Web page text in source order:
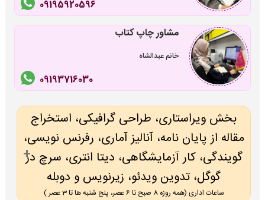
09195920596
مشاور چاپ کتاب
خانم عبدالشاه
09193716030
بخش ویراستاری، طراحی گرافیکی، استخراج
مقاله از پایان نامه، آنالیز آماری، رفرنس نویسی،
گویندگی، کار آزمایشگاهی، دیتا انتری، سرچ در
گوگل، تدوین ویدئو، زیرنویس و دوبله
ساعات اداری (همه روزه 8 صبح تا 6 عصر، پنج شنبه ها تا 3 عصر )